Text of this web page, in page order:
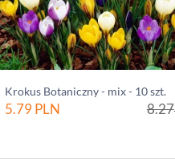
Krokus Botaniczny - mix - 10 szt.
5.79PLN 8.27